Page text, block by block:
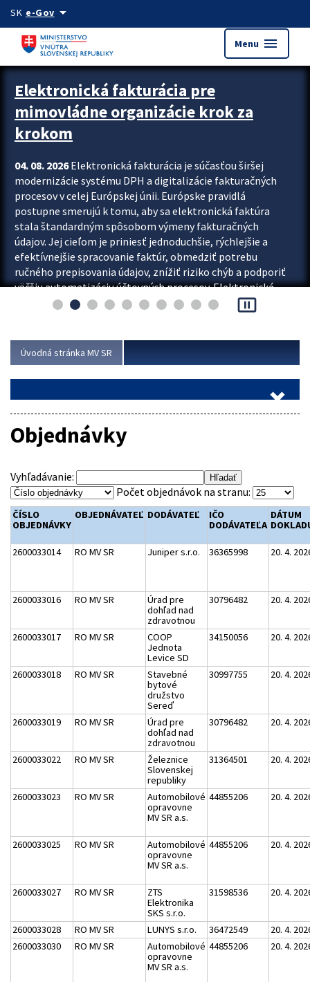
Preskocit na hlavný obsah
SK e-Govarrow_drop_down
Menu menu
Zastavit automatický posun upútavok
Elektronická fakturácia pre
mimovládne organizácie krok za
krokom
04. 08. 2026Elektronická fakturácia je súčasťou širšej
modernizácie systému DPH a digitalizácie fakturačných
procesov v celej Európskej únii. Európske pravidlá
postupne smerujú k tomu, aby sa elektronická faktúra
stala štandardným spôsobom výmeny fakturačných
údajov. Jej cieľom je priniesť jednoduchšie, rýchlejšie a
efektívnejšie spracovanie faktúr, obmedziť potrebu
ručného prepisovania údajov, znížiť riziko chýb a podporiť
väčšiu automatizáciu účtovných procesov. Elektronická
fakturácia preto nepredstavuje...
pause_presentation
Úvodná stránka MV SR
Objednávky
Vyhľadávanie:
Počet objednávok na stranu:
ČÍSLO
OBJEDNÁVKY
OBJEDNÁVATEĽ DODÁVATEĽ
IČO
DODÁVATEĽA
DÁTUM
2600033014 RO MV SR Juniper s.r.o. 36365998 20. 4.
2600033016 RO MV SR
Úrad pre
dohľad nad
zdravotnou
30796482 20. 4.
2600033017 RO MV SR
COOP
Jednota
Levice SD
34150056 20. 4.
2600033018 RO MV SR
Stavebné
bytové
družstvo
Sereď
30997755 20. 4.
2600033019 RO MV SR
Úrad pre
dohľad nad
zdravotnou
30796482 20. 4.
2600033022 RO MV SR
Železnice
Slovenskej
republiky
31364501 20. 4.
2600033023 RO MV SR
Automobilové
opravovne
MV SR a.s.
44855206 20. 4.
2600033025 RO MV SR
Automobilové
opravovne
MV SR a.s.
44855206 20. 4.
2600033027 RO MV SR
ZTS
Elektronika
SKS s.r.o.
31598536 20. 4.
2600033028 RO MV SR LUNYS s.r.o. 36472549
20. 4.
2600033030
RO MV SR
Automobilové
opravovne
MV SR a.s.
44855206 20. 4.